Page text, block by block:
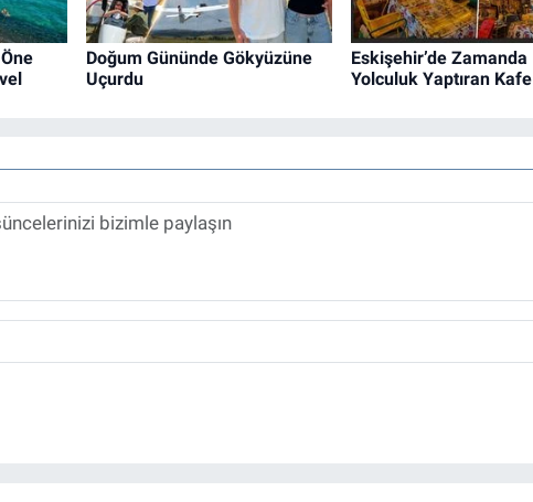
Doğum Gününde Gökyüzüne
Uçurdu
Eskişehir’de Zamanda
Yolculuk Yaptıran Kafe